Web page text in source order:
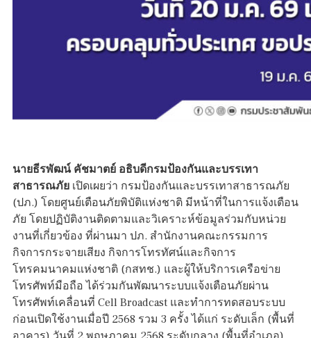
นายธีรพัฒน์ คัชมาตย์ อธิบดีกรมป้องกันและบรรเทา
สาธารณภัย เปิดเผยว่า กรมป้องกันและบรรเทาสาธารณภัย
(ปภ.) โดยศูนย์เตือนภัยพิบัติแห่งชาติ มีหน้าที่ในการแจ้งเตือน
ภัย โดยปฏิบัติงานติดตามและวิเคราะห์ข้อมูลร่วมกับหน่วย
งานที่เกี่ยวข้อง ที่ผ่านมา ปภ. สำนักงานคณะกรรมการ
กิจการกระจายเสียง กิจการโทรทัศน์และกิจการ
โทรคมนาคมแห่งชาติ (กสทช.) และผู้ให้บริการเครือข่าย
โทรศัพท์มือถือ ได้ร่วมกันพัฒนาระบบแจ้งเตือนภัยผ่าน
โทรศัพท์เคลื่อนที่ Cell Broadcast และทำการทดสอบระบบ
ก่อนเปิดใช้งานเมื่อปี 2568 รวม 3 ครั้ง ได้แก่ ระดับเล็ก (พื้นที่